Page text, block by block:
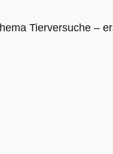
Tierversuche –